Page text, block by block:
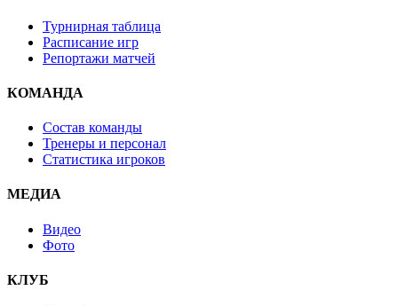
Турнирная таблица
Расписание игр
Репортажи матчей
КОМАНДА
Состав команды
Тренеры и персонал
Статистика игроков
МЕДИА
Видео
Фото
КЛУБ